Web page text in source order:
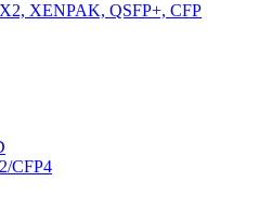
XENPAK, QSFP+, CFP
CFP4